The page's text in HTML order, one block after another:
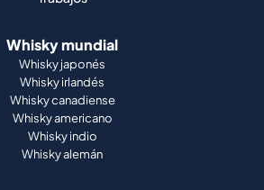
Whisky mundial
Whisky japonés
Whisky irlandés
Whisky canadiense
Whisky americano
Whisky indio
Whisky alemán